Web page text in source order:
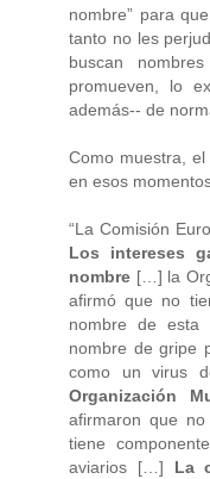
nombre” para
tanto no les
buscan
promueven, lo
además-- de
Como muestra,
en esos
“La Comisión
Los intereses
nombre […] la
afirmó que no
nombre de esta
nombre de gripe
como un virus
Organización
afirmaron que
tiene
aviarios […] La